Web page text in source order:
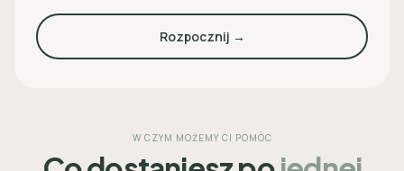
Rozpocznij →
W CZYM MOŻEMY CI POMÓC